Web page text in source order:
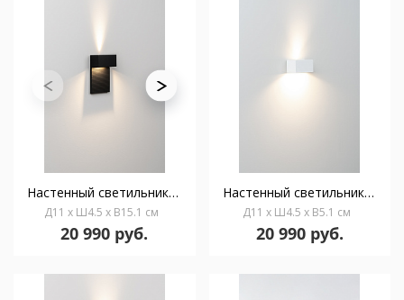
Настенный светильник Mini 15 AC черный
Д11 x Ш4.5 x В15.1 см
20 990 руб.
Настенный светильник Mini 5 AC белый
Д11 x Ш4.5 x В5.1 см
20 990 руб.